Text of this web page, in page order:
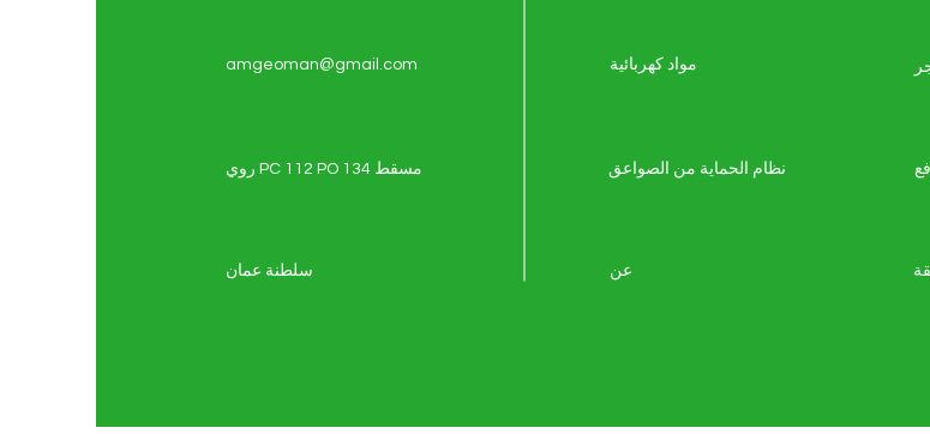
amgeoman@gmail.com مواد كهربائية
روي PC 112 PO 134 مسقط نظام الحماية من الصواعق
سلطنة عمان عن